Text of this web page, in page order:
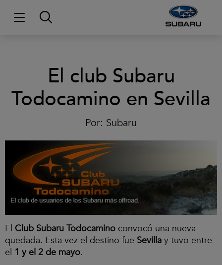
El club Subaru
Todocamino en Sevilla
Por: Subaru
El Club Subaru Todocamino convocó una nueva
quedada. Esta vez el destino fue Sevilla y tuvo entre
el 1 y el 2 de mayo.